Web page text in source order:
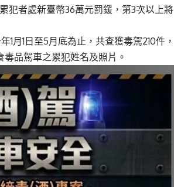
犯者處新臺幣36萬元罰鍰， 第3次以上將
1月1日至5月底為止，共查獲毒駕210件，
毒品駕車之累犯姓名及照片。